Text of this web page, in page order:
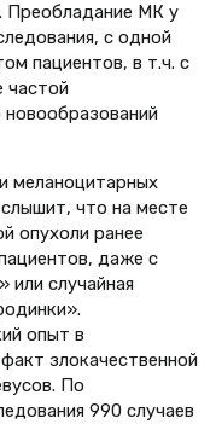
Преобладание МК у
с одной
пациентов, в т.ч. с
частой
меланоцитарных
что на месте
опухоли ранее
даже с
или случайная
опыт в
злокачественной
По
990 случаев